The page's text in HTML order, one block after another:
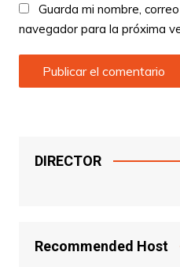
Guarda mi nombre,
navegador para la próxima
DIRECTOR
Recommended Host